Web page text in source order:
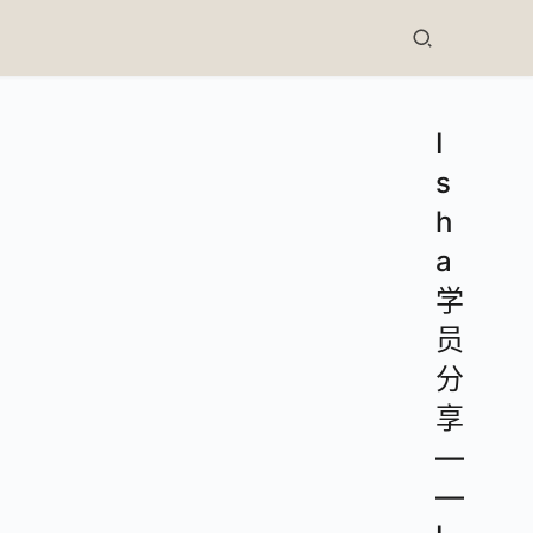
I
s
h
a
学
员
分
享
—
—